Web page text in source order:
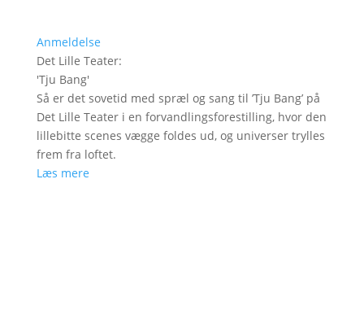
Anmeldelse
Det Lille Teater:
'Tju Bang'
Så er det sovetid med spræl og sang til ’Tju Bang’ på
Det Lille Teater i en forvandlingsforestilling, hvor den
lillebitte scenes vægge foldes ud, og universer trylles
frem fra loftet.
Læs mere